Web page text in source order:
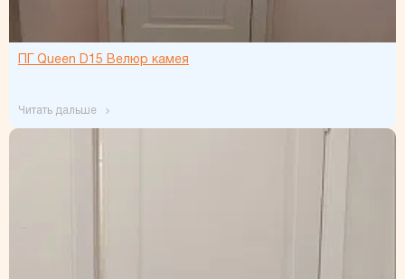
ПГ Queen D15 Велюр камея
читать дальше